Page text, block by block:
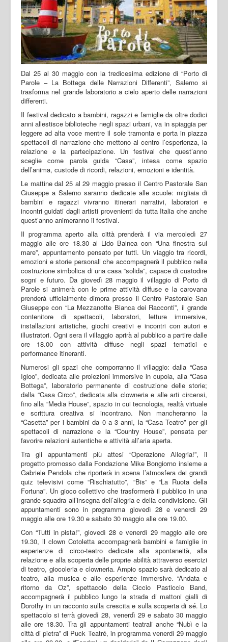
Dal 25 al 30 maggio con la tredicesima edizione di “Porto di
Parole – La Bottega delle Narrazioni Differenti”, Salerno si
trasforma nel grande laboratorio a cielo aperto delle narrazioni
differenti.
Il festival dedicato a bambini, ragazzi e famiglie da oltre dodici
anni allestisce biblioteche negli spazi urbani, va in spiaggia per
leggere ad alta voce mentre il sole tramonta e porta in piazza
spettacoli di narrazione che mettono al centro l’esperienza, la
relazione e la partecipazione. Un festival che quest’anno
sceglie come parola guida “Casa”, intesa come spazio
dell’anima, custode di ricordi, relazioni, emozioni e identità.
Le mattine dal 25 al 29 maggio presso il Centro Pastorale San
Giuseppe a Salerno saranno dedicate alle scuole: migliaia di
bambini e ragazzi vivranno itinerari narrativi, laboratori e
incontri guidati dagli artisti provenienti da tutta Italia che anche
quest’anno animeranno il festival.
Il programma aperto alla città prenderà il via mercoledì 27
maggio alle ore 18.30 al Lido Balnea con “Una finestra sul
mare”, appuntamento pensato per tutti. Un viaggio tra ricordi,
emozioni e storie personali che accompagnerà il pubblico nella
costruzione simbolica di una casa “solida”, capace di custodire
sogni e futuro. Da giovedì 28 maggio il villaggio di Porto di
Parole si animerà con le prime attività diffuse e la carovana
prenderà ufficialmente dimora presso il Centro Pastorale San
Giuseppe con “La Mezzanotte Bianca dei Racconti”, il grande
contenitore di spettacoli, laboratori, letture immersive,
installazioni artistiche, giochi creativi e incontri con autori e
illustratori. Ogni sera il villaggio aprirà al pubblico a partire dalle
ore 18.00 con attività diffuse negli spazi tematici e
performance itineranti.
Numerosi gli spazi che comporranno il villaggio: dalla “Casa
Igloo”, dedicata alle proiezioni immersive in cupola, alla “Casa
Bottega”, laboratorio permanente di costruzione delle storie;
dalla “Casa Circo”, dedicata alla clowneria e alle arti circensi,
fino alla “Media House”, spazio in cui tecnologia, realtà virtuale
e scrittura creativa si incontrano. Non mancheranno la
“Casetta” per i bambini da 0 a 3 anni, la “Casa Teatro” per gli
spettacoli di narrazione e la “Country House”, pensata per
favorire relazioni autentiche e attività all’aria aperta.
Tra gli appuntamenti più attesi “Operazione Allegria!”, il
progetto promosso dalla Fondazione Mike Bongiorno insieme a
Gabriele Pendola che riporterà in scena l’atmosfera dei grandi
quiz televisivi come “Rischiatutto”, “Bis” e “La Ruota della
Fortuna”. Un gioco collettivo che trasformerà il pubblico in una
grande squadra all’insegna dell’allegria e della condivisione. Gli
appuntamenti sono in programma giovedì 28 e venerdì 29
maggio alle ore 19.30 e sabato 30 maggio alle ore 19.00.
Con “Tutti in pista!”, giovedì 28 e venerdì 29 maggio alle ore
19.30, il clown Cotoletta accompagnerà bambini e famiglie in
esperienze di circo-teatro dedicate alla spontaneità, alla
relazione e alla scoperta delle proprie abilità attraverso esercizi
di teatro, giocoleria e clowneria. Ampio spazio sarà dedicato al
teatro, alla musica e alle esperienze immersive. “Andata e
ritorno da Oz”, spettacolo della Ciccio Pasticcio Band,
accompagnerà il pubblico lungo la strada di mattoni gialli di
Dorothy in un racconto sulla crescita e sulla scoperta di sé. Lo
spettacolo si terrà giovedì 28, venerdì 29 e sabato 30 maggio
alle ore 18.30. Tra gli appuntamenti teatrali anche “Nubì e la
città di pietra” di Puck Teatré, in programma venerdì 29 maggio